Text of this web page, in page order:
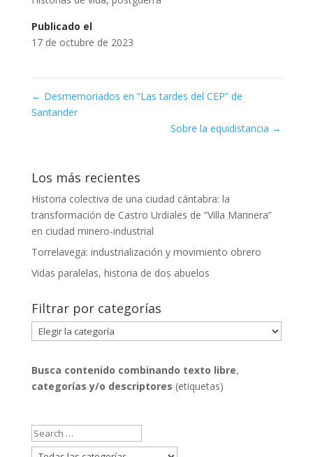
Publicado el
17 de octubre de 2023
← Desmemoriados en “Las tardes del CEP” de
Santander
Sobre la equidistancia →
Los más recientes
Historia colectiva de una ciudad cántabra: la
transformación de Castro Urdiales de “Villa Marinera”
en ciudad minero-industrial
Torrelavega: industrialización y movimiento obrero
Vidas paralelas, historia de dos abuelos
Filtrar por categorías
Filtrar
por
Busca contenido combinando texto libre,
categorías y/o descriptores (etiquetas)